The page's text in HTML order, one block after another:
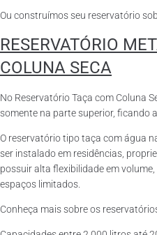
Ou construímos seu reservatório
RESERVATÓRIO
COLUNA SECA
No Reservatório Taça com Coluna
somente na parte superior, ficando
O reservatório tipo taça com água
ser instalado em residências,
possuir alta flexibilidade em
espaços limitados.
Conheça mais sobre os